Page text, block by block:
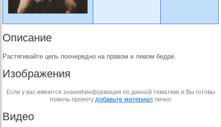
Описание
Растягивайте цепь поочередно на правом и левом бедре.
Изображения
Если у вас имеются знания\информация по данной тематике и Вы готовы
помочь проекту добавьте материал лично
Видео